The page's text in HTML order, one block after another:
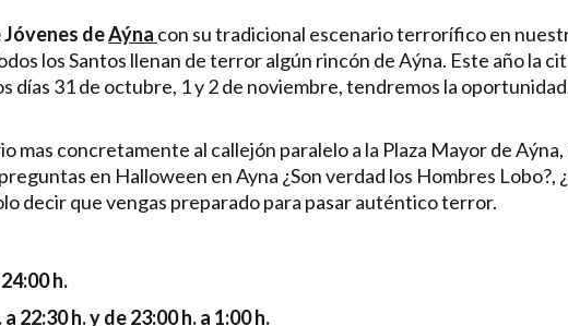
deAýna con su tradicional escenario terrorífico en
los Santos llenan de terror algún rincón de Aýna. Este año la
días 31 de octubre, 1 y 2 de noviembre, tendremos la
mas concretamente al callejón paralelo a la Plaza Mayor de
en Halloween en Ayna ¿Son verdad los Hombres Lobo?,
decir que vengas preparado para pasar auténtico terror.
h.
22:30 h. y de 23:00 h. a 1:00 h.